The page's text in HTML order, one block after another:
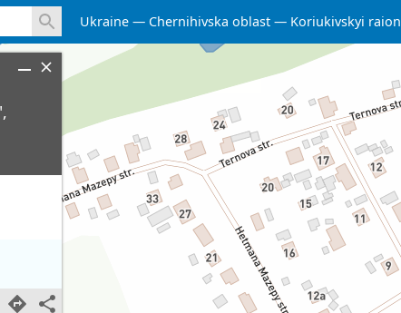
Ukraine Chernihivska oblast Koriukivskyi raion